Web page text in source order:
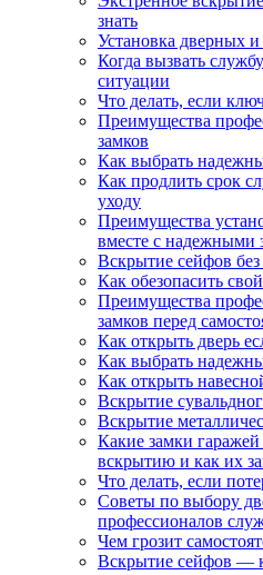
знать
Установка дверных
Когда вызвать
ситуации
Что делать, если
Преимущества
замков
Как выбрать
Как продлить срок
уходу
Преимущества
вместе с надежными
Вскрытие сейфов
Как обезопасить
Преимущества
замков перед
Как открыть дверь
Как выбрать
Как открыть
Вскрытие
Вскрытие
Какие замки
вскрытию и как их
Что делать, если
Советы по выбору
профессионалов
Чем грозит
Вскрытие сейфов —